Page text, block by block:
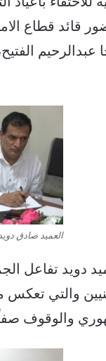
قائد قطاع
عبدالرحيم
العميد صادق
دويد تفاعل
والتي
والوقوف صفاً